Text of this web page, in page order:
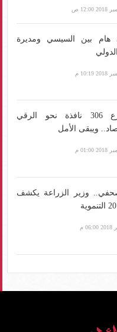
هام بين السيسي ومديرة
مشروع شارع 306 نافذة نحو الرقي
ويبقى الأمل
وزير الزراعة يكشف